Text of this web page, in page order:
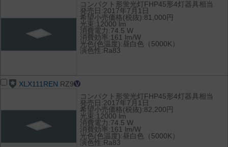
コンパクト形蛍光灯FHP45形4灯器具相当
発売日:2017年7月1日
希望小売価格(税抜):81,000円
光束:12000 lm
消費電力:74.5 W
消費効率:161 lm/W
光色(色温度):昼白色（5000K）
演色性:Ra83
XLX111REN RZ9
コンパクト形蛍光灯FHP45形4灯器具相当
発売日:2017年7月1日
希望小売価格(税抜):82,200円
光束:12000 lm
消費電力:74.5 W
消費効率:161 lm/W
光色(色温度):昼白色（5000K）
演色性:Ra83